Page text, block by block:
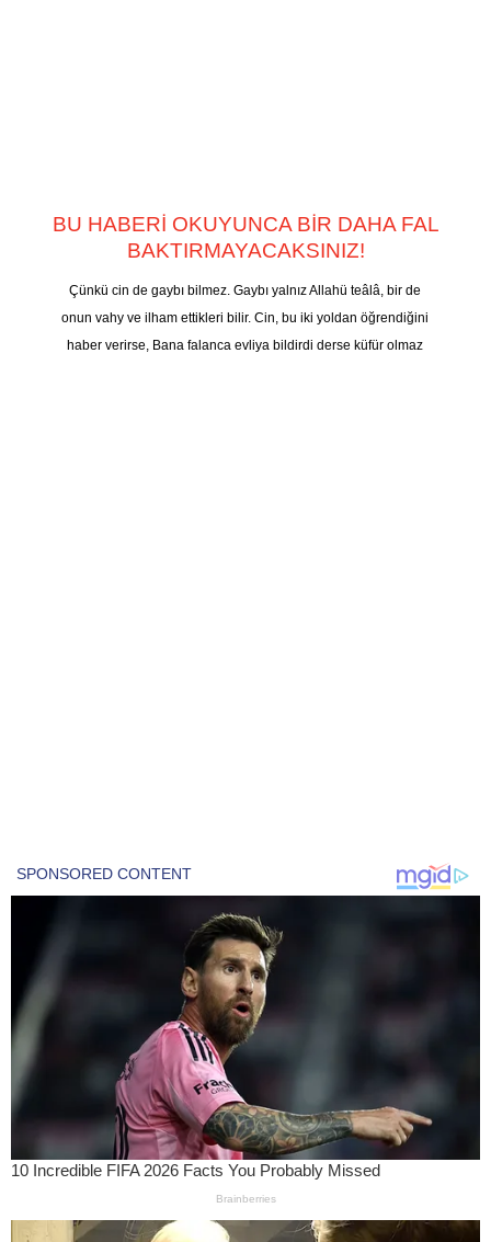
BU HABERİ OKUYUNCA BİR DAHA FAL
BAKTIRMAYACAKSINIZ!
Çünkü cin de gaybı bilmez. Gaybı yalnız Allahü teâlâ, bir de
onun vahy ve ilham ettikleri bilir. Cin, bu iki yoldan öğrendiğini
haber verirse, Bana falanca evliya bildirdi derse küfür olmaz